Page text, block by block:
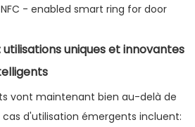
uniques et innovantes
vont maintenant bien au-delà de
cas d'utilisation émergents incluent: